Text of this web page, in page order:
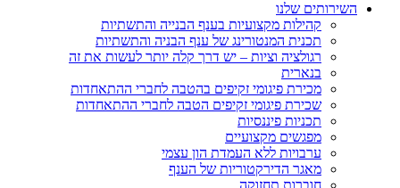
השירותים שלנו
קהילות מקצועיות בענף הבנייה והתשתיות
תכנית המנטורינג של ענף הבניה והתשתיות
רגולציה וציות – יש דרך קלה יותר לעשות את זה
בנארית
מכירת פיגומי זקיפים בהטבה לחברי ההתאחדות
שכירת פיגומי זקיפים הטבה לחברי ההתאחדות
תכניות פיננסיות
מפגשים מקצועיים
ערבויות ללא העמדת הון עצמי
מאגר הדירקטוריות של הענף